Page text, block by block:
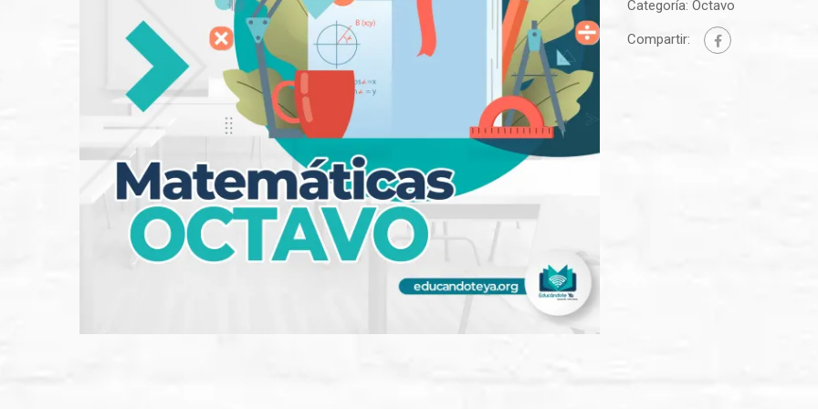
Categoría: Octavo
Compartir: